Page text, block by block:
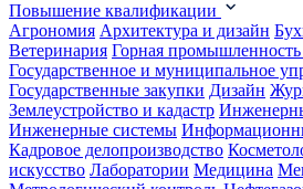
Повышение квалификации
Агрономия Архитектура и дизайн
Ветеринария Горная
Государственное и муниципальное
Государственные закупки Дизайн
Землеустройство и кадастр
Инженерные системы
Кадровое делопроизводство
искусство Лаборатории Медицина